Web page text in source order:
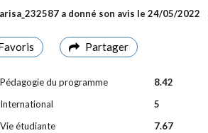
a donné son avis le 24/05/2022
Partager
Pédagogie du programme
8.42
International
5
Vie étudiante
7.67